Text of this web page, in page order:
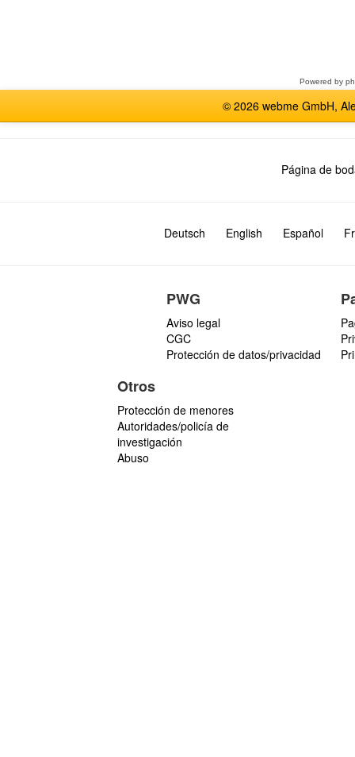
Powered by
© 2026 webme GmbH,
Página de
Deutsch English Español
PWG
Aviso legal
CGC
Protección de datos/privacidad
Otros
Protección de menores
Autoridades/policía de
investigación
Abuso